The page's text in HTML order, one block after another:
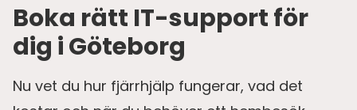
Boka rätt IT-support för
dig i Göteborg
Nu vet du hur fjärrhjälp fungerar, vad det